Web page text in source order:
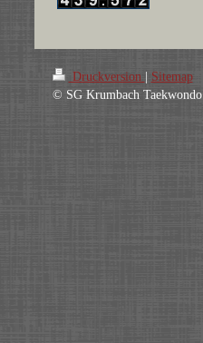
Druckversion | Sitemap
© SG Krumbach Taekwondo